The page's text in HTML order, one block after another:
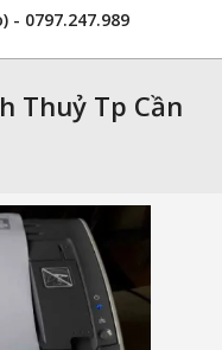
- 0797.247.989
Thuỷ Tp Cần